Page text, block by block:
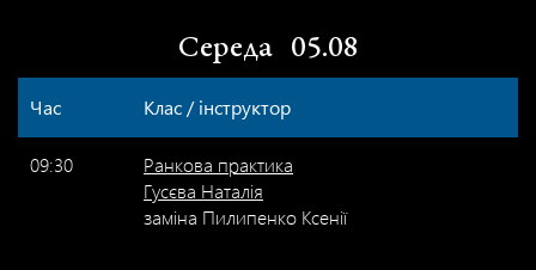
Середа 05.08
Час Клас / інструктор
09:30
Ранкова практика
Гусєва Наталія
заміна Пилипенко Ксенії